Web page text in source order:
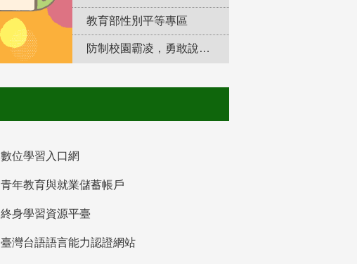
教育部性別平等專區
防制校園霸凌，勇敢說出來！
數位學習入口網
青年教育與就業儲蓄帳戶
終身學習資源平臺
臺灣台語語言能力認證網站